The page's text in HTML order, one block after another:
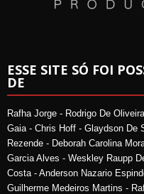
ESSE SITE SÓ FOI
DE
Rafha Jorge - Rodrigo De
Gaia - Chris Hoff - Glaydson De
Rezende - Deborah Carolina
Garcia Alves - Weskley Raupp
Costa - Anderson Nazario
Guilherme Medeiros Martins -